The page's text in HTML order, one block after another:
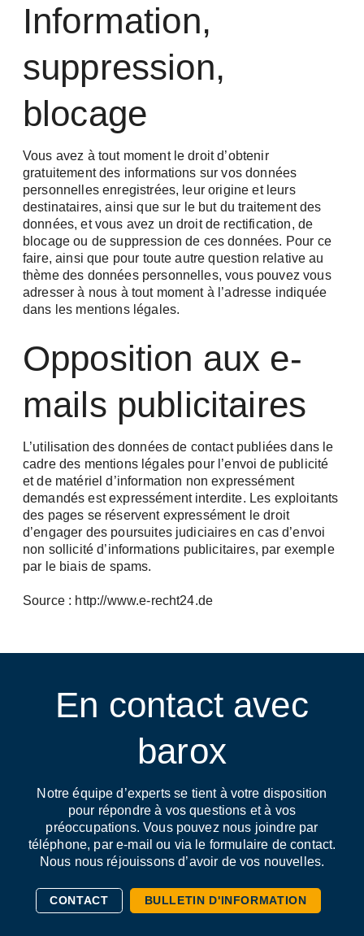
Information,
suppression,
blocage
Vous avez à tout moment le droit d’obtenir
gratuitement des informations sur vos données
personnelles enregistrées, leur origine et leurs
destinataires, ainsi que sur le but du traitement des
données, et vous avez un droit de rectification, de
blocage ou de suppression de ces données. Pour ce
faire, ainsi que pour toute autre question relative au
thème des données personnelles, vous pouvez vous
adresser à nous à tout moment à l’adresse indiquée
dans les mentions légales.
Opposition aux e-
mails publicitaires
L’utilisation des données de contact publiées dans le
cadre des mentions légales pour l’envoi de publicité
et de matériel d’information non expressément
demandés est expressément interdite. Les exploitants
des pages se réservent expressément le droit
d’engager des poursuites judiciaires en cas d’envoi
non sollicité d’informations publicitaires, par exemple
par le biais de spams.
Source : http://www.e-recht24.de
En contact avec
barox
Notre équipe d’experts se tient à votre disposition
pour répondre à vos questions et à vos
préoccupations. Vous pouvez nous joindre par
téléphone, par e-mail ou via le formulaire de contact.
Nous nous réjouissons d’avoir de vos nouvelles.
CONTACT BULLETIN D'INFORMATION